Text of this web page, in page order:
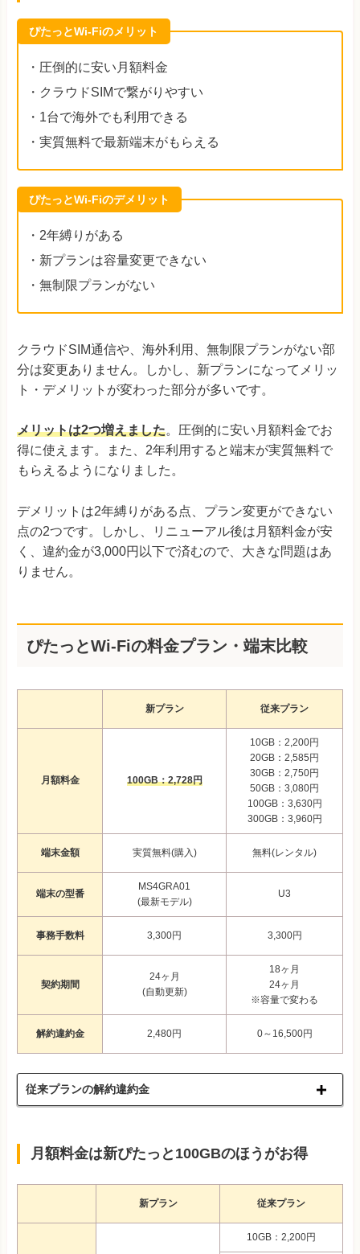
ぴたっとWi-Fiのメリット
・圧倒的に安い月額料金
・クラウドSIMで繋がりやすい
・1台で海外でも利用できる
・実質無料で最新端末がもらえる
ぴたっとWi-Fiのデメリット
・2年縛りがある
・新プランは容量変更できない
・無制限プランがない
クラウドSIM通信や、海外利用、無制限プランがない部
分は変更ありません。しかし、新プランになってメリッ
ト・デメリットが変わった部分が多いです。
メリットは2つ増えました。圧倒的に安い月額料金でお
得に使えます。また、2年利用すると端末が実質無料で
もらえるようになりました。
デメリットは2年縛りがある点、プラン変更ができない
点の2つです。しかし、リニューアル後は月額料金が安
く、違約金が3,000円以下で済むので、大きな問題はあ
りません。
ぴたっとWi-Fiの料金プラン・端末比較
新プラン 従来プラン
月額料金 100GB：2,728円
10GB：2,200円
20GB：2,585円
30GB：2,750円
50GB：3,080円
100GB：3,630円
300GB：3,960円
端末金額 実質無料(購入) 無料(レンタル)
端末の型番
MS4GRA01
(最新モデル)
U3
事務手数料 3,300円 3,300円
契約期間
24ヶ月
(自動更新)
18ヶ月
24ヶ月
※容量で変わる
解約違約金 2,480円 0～16,500円
従来プランの解約違約金
月額料金は新ぴたっと100GBのほうがお得
新プラン 従来プラン
10GB：2,200円